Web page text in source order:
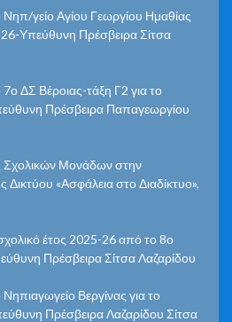
γείο Αγίου Γεωργίου Ημαθίας
26-Υπεύθυνη Πρέσβειρα Σίτσα
ΔΣ Βέροιας-τάξη Γ2 για το
Πρέσβειρα Παπαγεωργίου
Σχολικών Μονάδων στην
Δικτύου «Ασφάλεια στο Διαδίκτυο»,
έτος 2025-26 από το 8ο
Πρέσβειρα Σίτσα Λαζαρίδου
Βεργίνας για το
Πρέσβειρα Λαζαρίδου Σίτσα